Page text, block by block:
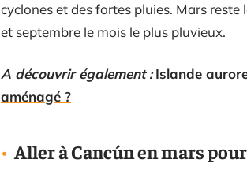
cyclones et des fortes pluies. Mars
et septembre le mois le plus pluvieux.
A découvrir également : Islande
aménagé ?
Aller à Cancún en mars